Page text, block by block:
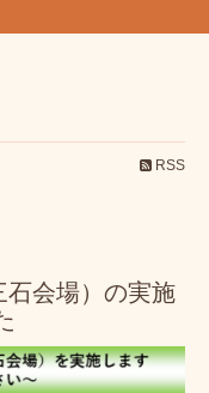
RSS
石会場）の実施